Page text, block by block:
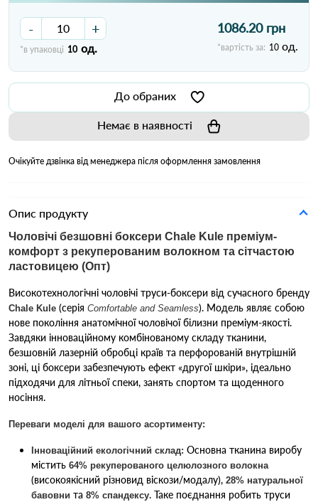
- +
*в упаковці 10 од.
1086.20 грн
*вартість за: 10 од.
До обраних
Немає в наявності
Очікуйте дзвінка від менеджера після оформлення замовлення
Опис продукту
Чоловічі безшовні боксери Chale Kule преміум-
комфорт з рекуперованим волокном та сітчастою
ластовицею (Опт)
Високотехнологічні чоловічі труси-боксери від сучасного бренду
Chale Kule (серія Comfortable and Seamless). Модель являє собою
нове покоління анатомічної чоловічої білизни преміум-якості.
Завдяки інноваційному комбінованому складу тканини,
безшовній лазерній обробці країв та перфорованій внутрішній
зоні, ці боксери забезпечують ефект «другої шкіри», ідеально
підходячи для літньої спеки, занять спортом та щоденного
носіння.
Переваги моделі для вашого асортименту:
Інноваційний екологічний склад: Основна тканина виробу
містить 64% рекуперованого целюлозного волокна
(високоякісний різновид віскози/модалу), 28% натуральної
бавовни та 8% спандексу. Таке поєднання робить труси